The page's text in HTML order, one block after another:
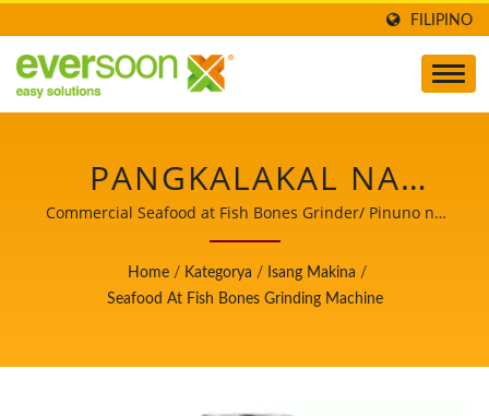
FILIPINO
PANGKALAKAL NA
PANGGILING NG ISDA,
PANGGILING NG ISDA,
MAKINA NG
Commercial Seafood at Fish Bones Grinder/ Pinuno ng
Makina sa Paggawa ng Awtomatikong Tofu at Soymilk na
may Nangungunang Prayoridad sa Kaligtasan ng
Pagkain.
Home / Kategorya / Isang Makina /
Seafood At Fish Bones Grinding Machine